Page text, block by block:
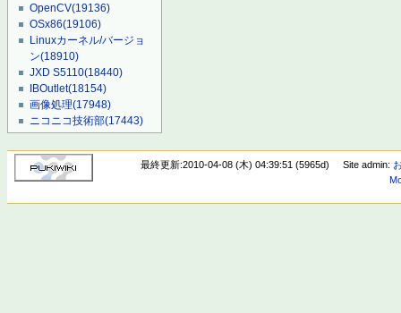
OpenCV(19136)
OSx86(19106)
Linuxカーネル/バージョ
ン(18910)
JXD S5110(18440)
IBOutlet(18154)
画像処理(17948)
ニコニコ技術部(17443)
最終更新:2010-04-08 (木) 04:39:51 (5965d) Site admin: